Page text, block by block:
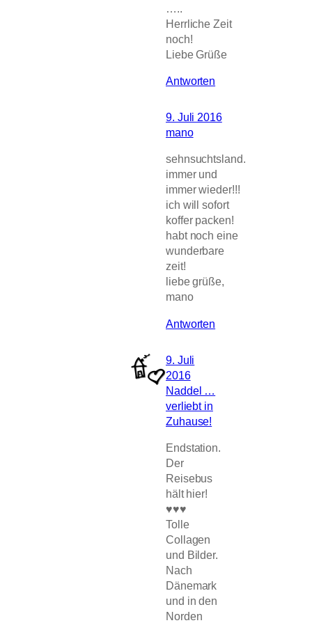
…..
Herrliche Zeit
noch!
Liebe Grüße
Antworten
9. Juli 2016
mano
sehnsuchtsland.
immer und
immer wieder!!!
ich will sofort
koffer packen!
habt noch eine
wunderbare
zeit!
liebe grüße,
mano
Antworten
9. Juli
2016
Naddel …
verliebt in
Zuhause!
Endstation.
Der
Reisebus
hält hier!
♥♥♥
Tolle
Collagen
und Bilder.
Nach
Dänemark
und in den
Norden